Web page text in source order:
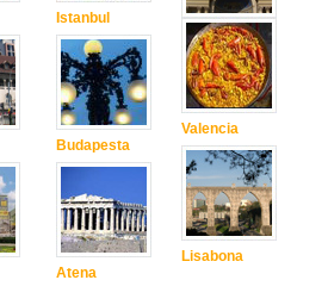
Istanbul
Budapesta
Atena
Valencia
Lisabona